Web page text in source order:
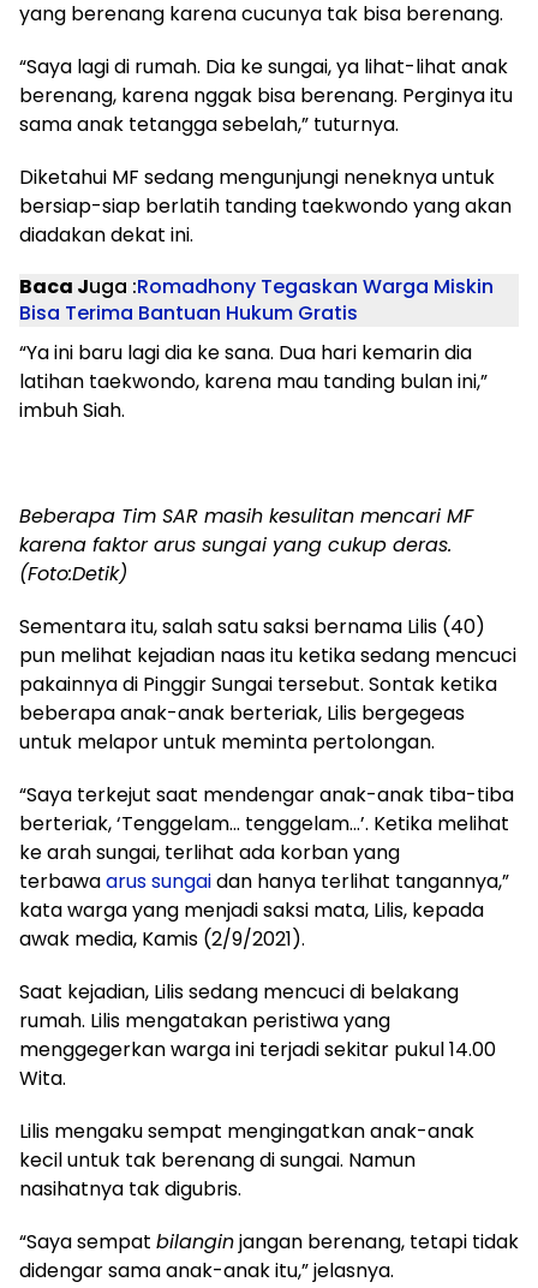
yang berenang karena cucunya tak bisa berenang.
“Saya lagi di rumah. Dia ke sungai, ya lihat-lihat anak
berenang, karena nggak bisa berenang. Perginya itu
sama anak tetangga sebelah,” tuturnya.
Diketahui MF sedang mengunjungi neneknya untuk
bersiap-siap berlatih tanding taekwondo yang akan
diadakan dekat ini.
Baca Juga :Romadhony Tegaskan Warga Miskin
Bisa Terima Bantuan Hukum Gratis
“Ya ini baru lagi dia ke sana. Dua hari kemarin dia
latihan taekwondo, karena mau tanding bulan ini,”
imbuh Siah.
Beberapa Tim SAR masih kesulitan mencari MF
karena faktor arus sungai yang cukup deras.
(Foto:Detik)
Sementara itu, salah satu saksi bernama Lilis (40)
pun melihat kejadian naas itu ketika sedang mencuci
pakainnya di Pinggir Sungai tersebut. Sontak ketika
beberapa anak-anak berteriak, Lilis bergegeas
untuk melapor untuk meminta pertolongan.
“Saya terkejut saat mendengar anak-anak tiba-tiba
berteriak, ‘Tenggelam… tenggelam…’. Ketika melihat
ke arah sungai, terlihat ada korban yang
terbawaarus sungaidan hanya terlihat tangannya,”
kata warga yang menjadi saksi mata, Lilis, kepada
awak media, Kamis (2/9/2021).
Saat kejadian, Lilis sedang mencuci di belakang
rumah. Lilis mengatakan peristiwa yang
menggegerkan warga ini terjadi sekitar pukul 14.00
Wita.
Lilis mengaku sempat mengingatkan anak-anak
kecil untuk tak berenang di sungai. Namun
nasihatnya tak digubris.
“Saya sempat bilanginjangan berenang, tetapi tidak
didengar sama anak-anak itu,” jelasnya.